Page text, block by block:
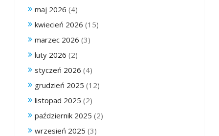
maj 2026 (4)
kwiecień 2026 (15)
marzec 2026 (3)
luty 2026 (2)
styczeń 2026 (4)
grudzień 2025 (12)
listopad 2025 (2)
październik 2025 (2)
wrzesień 2025 (3)